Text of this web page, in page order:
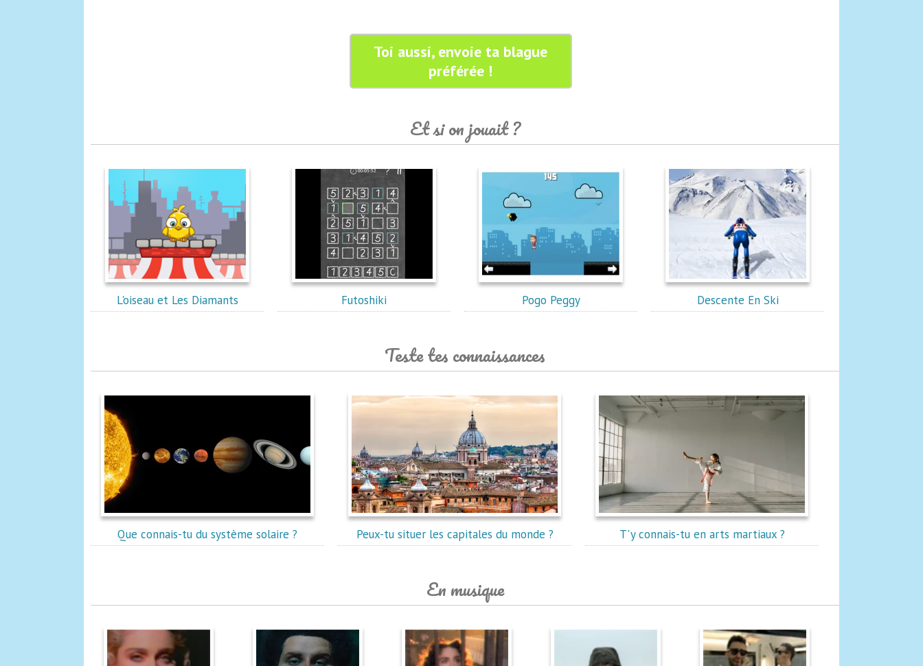
Toi aussi, envoie ta blague
préférée !
Et si on jouait ?
L'oiseau et Les Diamants Futoshiki Pogo Peggy Descente En Ski
Teste tes connaissances
Que connais-tu du système solaire ? Peux-tu situer les capitales du monde ? T'y connais-tu en arts martiaux ?
En musique